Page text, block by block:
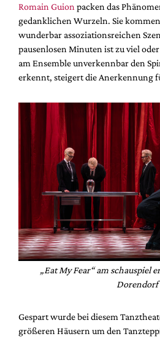
Romain Guion packen das
gedanklichen Wurzeln. Sie
wunderbar assoziationsreichen
pausenlosen Minuten ist zu viel
am Ensemble unverkennbar den
erkennt, steigert die Anerkennung
„Eat My Fear“ am schauspiel
Dorendorf
Gespart wurde bei diesem
größeren Häusern um den